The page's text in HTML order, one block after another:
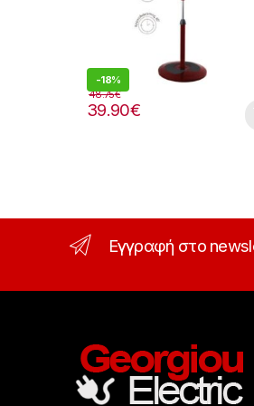
-18%
39.90€
48.75€
Εγγραφή στο